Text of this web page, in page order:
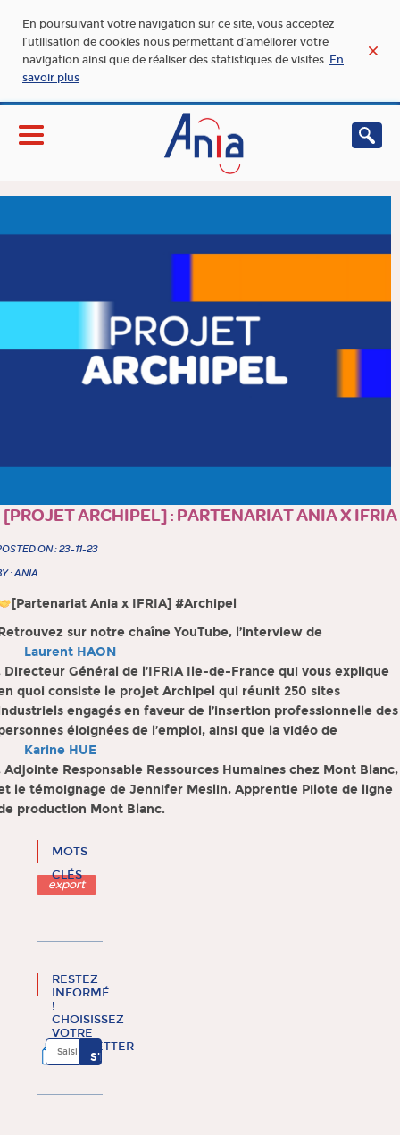
En poursuivant votre navigation sur ce site, vous acceptez
l’utilisation de cookies nous permettant d’améliorer votre
navigation ainsi que de réaliser des statistiques de visites. En
savoir plus
[PROJET ARCHIPEL] : PARTENARIAT ANIA X IFRIA
ON : 23-11-23
: ANIA
[Partenariat Ania x IFRIA] #Archipel
sur notre chaîne YouTube, l’interview de
Laurent HAON
Directeur Général de l’IFRIA Ile-de-France qui vous explique
quoi consiste le projet Archipel qui réunit 250 sites
engagés en faveur de l’insertion professionnelle des
éloignées de l’emploi, ainsi que la vidéo de
Karine HUE
Adjointe Responsable Ressources Humaines chez Mont Blanc,
le témoignage de Jennifer Meslin, Apprentie Pilote de ligne
production Mont Blanc.
MOTS
CLÉS
export
RESTEZ
INFORMÉ
!
CHOISISSEZ
VOTRE
NEWSLETTER